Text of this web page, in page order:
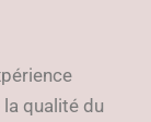
qualité du